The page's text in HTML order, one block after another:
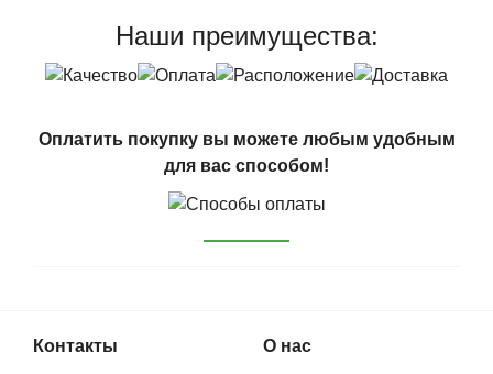
Наши преимущества:
Оплатить покупку вы можете любым удобным
для вас способом!
Контакты О нас